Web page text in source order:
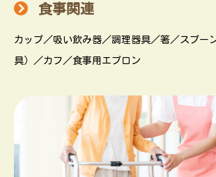
食事関連
カップ／吸い飲み器／調理器具／箸／スプー
具）／カフ／食事用エプロン